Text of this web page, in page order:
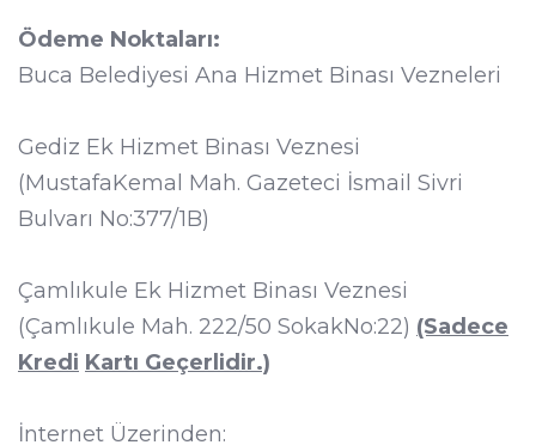
Ödeme Noktaları:
Buca Belediyesi Ana Hizmet Binası Vezneleri
Gediz Ek Hizmet Binası Veznesi
(MustafaKemal Mah. Gazeteci İsmail Sivri
Bulvarı No:377/1B)
Çamlıkule Ek Hizmet Binası Veznesi
(Çamlıkule Mah. 222/50 SokakNo:22) (Sadece
Kredi Kartı Geçerlidir.)
İnternet Üzerinden: